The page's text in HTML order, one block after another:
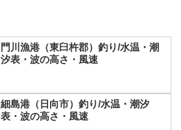
門川漁港（東臼杵郡）釣り/水温・潮
汐表・波の高さ・風速
細島港（日向市）釣り/水温・潮汐
表・波の高さ・風速